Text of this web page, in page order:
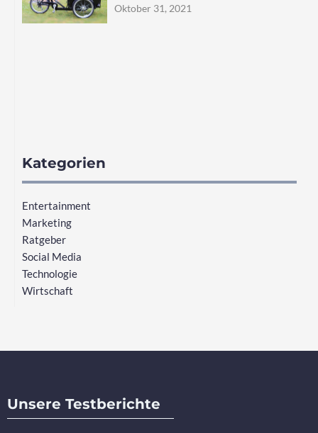
Oktober 31, 2021
Kategorien
Entertainment
Marketing
Ratgeber
Social Media
Technologie
Wirtschaft
Unsere Testberichte